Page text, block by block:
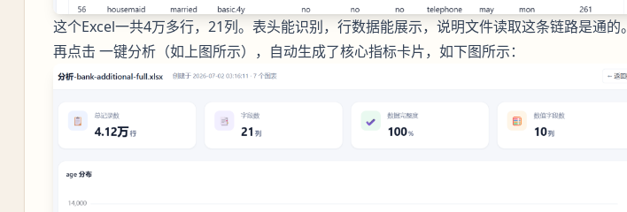
这个Excel一共4万多行，21列。表头能识别，行数据能展示，说明文件读取这条链路是通的。
再点击 一键分析（如上图所示），自动生成了核心指标卡片，如下图所示：